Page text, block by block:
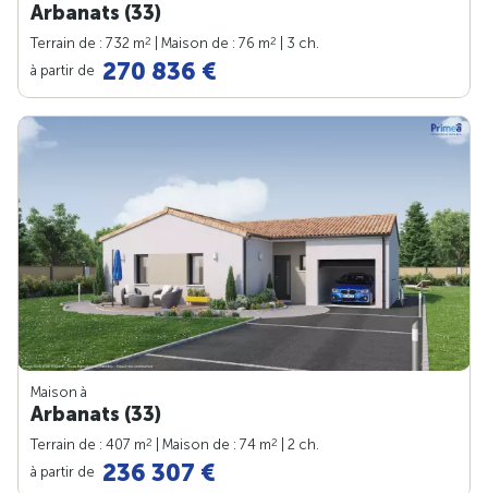
Arbanats (33)
Terrain de : 732 m2 | Maison de : 76 m2
| 3 ch.
à partir de 270 836 €
Maison à
Arbanats (33)
Terrain de : 407 m2 | Maison de : 74 m2
| 2 ch.
à partir de 236 307 €